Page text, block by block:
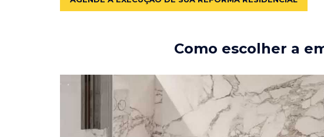
Como escolher a